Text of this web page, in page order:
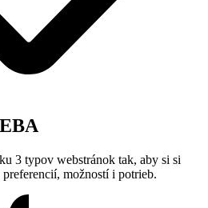
3 typov webstránok tak, aby si si
možností i potrieb.